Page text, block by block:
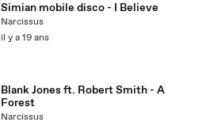
Simian mobile disco - I Believe
Narcissus
il y a 19 ans
Blank Jones ft. Robert Smith - A
Forest
Narcissus